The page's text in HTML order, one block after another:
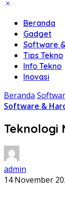
Beranda
Gadget
Software
Tips Tekno
Info Tekno
Inovasi
Beranda
Software &
Teknologi
admin
14 November